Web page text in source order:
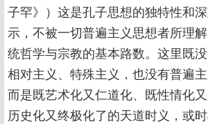
子罕》）这是孔子思想的独特性和
示，不被一切普遍主义思想者所理
统哲学与宗教的基本路数。这里既
相对主义、特殊主义，也没有普遍
而是既艺术化又仁道化、既性情化
历史化又终极化了的天道时义，或